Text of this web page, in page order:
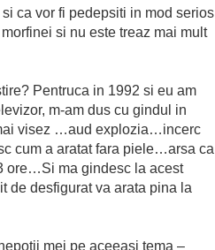
ca vor fi pedepsiti in mod serios
si nu este treaz mai mult
Pentruca in 1992 si eu am
m-am dus cu gindul in
visez …aud explozia…incerc
cum a aratat fara piele…arsa ca
ore…Si ma gindesc la acest
desfigurat va arata pina la
mei pe aceeasi tema –